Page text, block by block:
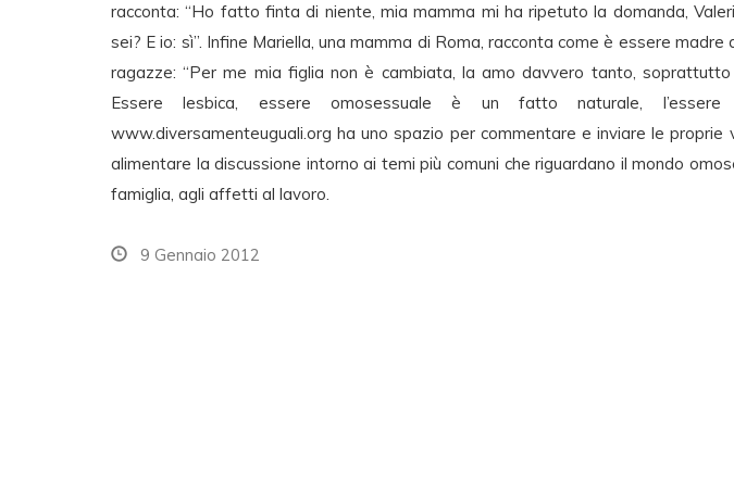
racconta: “Ho fatto finta di niente, mia mamma mi ha ripetuto la domanda,
sei? E io: sì”. Infine Mariella, una mamma di Roma, racconta come è essere madre
ragazze: “Per me mia figlia non è cambiata, la amo davvero tanto,
Essere lesbica, essere omosessuale è un fatto naturale,
www.diversamenteuguali.org ha uno spazio per commentare e inviare le proprie
alimentare la discussione intorno ai temi più comuni che riguardano il mondo
famiglia, agli affetti al lavoro.
9 Gennaio 2012